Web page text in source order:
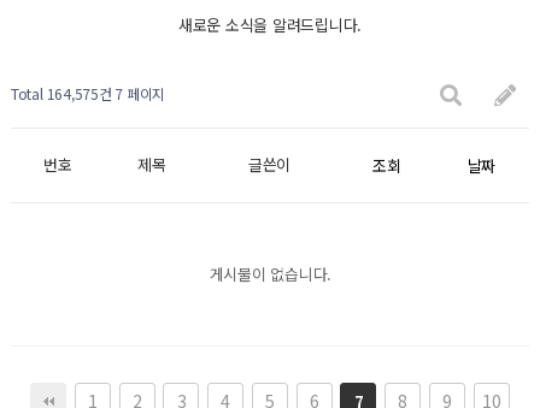
새로운 소식을 알려드립니다.
Total 164,575건 7 페이지
번호 제목 글쓴이 조회 날짜
게시물이 없습니다.
1 2 3 4 5 6 7 8 9 10